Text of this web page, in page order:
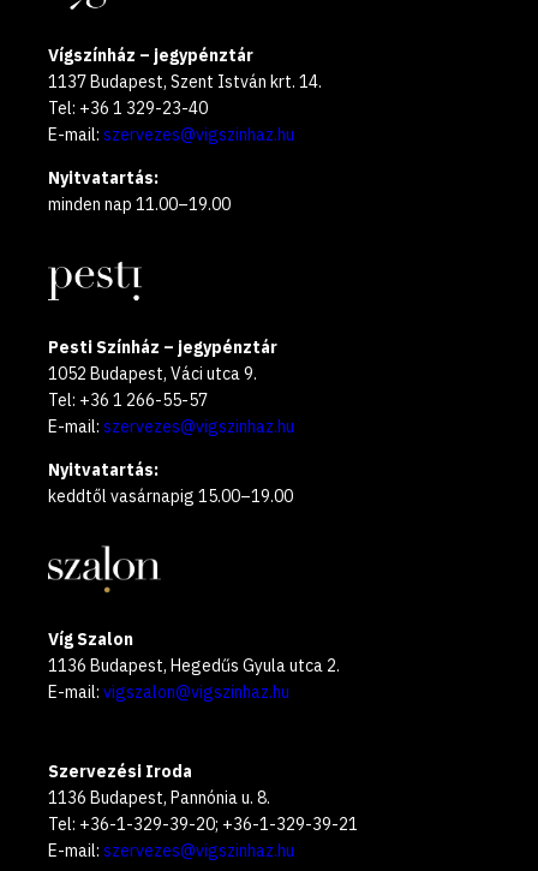
Vígszínház – jegypénztár
1137 Budapest, Szent István krt. 14.
Tel: +36 1 329-23-40
E-mail: szervezes@vigszinhaz.hu
Nyitvatartás:
minden nap 11.00–19.00
Pesti Színház – jegypénztár
1052 Budapest, Váci utca 9.
Tel: +36 1 266-55-57
E-mail: szervezes@vigszinhaz.hu
Nyitvatartás:
keddtől vasárnapig 15.00–19.00
Víg Szalon
1136 Budapest, Hegedűs Gyula utca 2.
E-mail: vigszalon@vigszinhaz.hu
Szervezési Iroda
1136 Budapest, Pannónia u. 8.
Tel: +36-1-329-39-20; +36-1-329-39-21
E-mail: szervezes@vigszinhaz.hu